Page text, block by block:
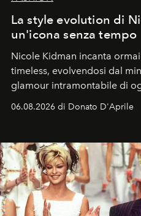
La style evolution di
un'icona senza tempo
Nicole Kidman incanta
timeless, evolvendosi dal
glamour intramontabile di
Italia la sua style evolution.
06.08.2026 di Donato D'Aprile